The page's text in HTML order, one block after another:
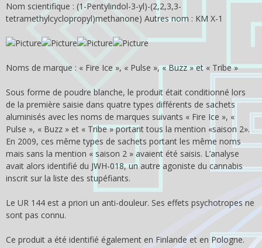
Nom scientifique : (1-Pentylindol-3-yl)-(2,2,3,3-
tetramethylcyclopropyl)methanone) Autres nom : KM X-1
Noms de marque : « Fire Ice », « Pulse », « Buzz » et « Tribe »
Sous forme de poudre blanche, le produit était conditionné lors
de la première saisie dans quatre types différents de sachets
aluminisés avec les noms de marques suivants « Fire Ice », «
Pulse », « Buzz » et « Tribe » portant tous la mention «saison 2».
En 2009, ces même types de sachets portant les même noms
mais sans la mention « saison 2 » avaient été saisis. L’analyse
avait alors identifié du JWH-018, un autre agoniste du cannabis
inscrit sur la liste des stupéfiants.
Le UR 144 est a priori un anti-douleur. Ses effets psychotropes ne
sont pas connu.
Ce produit a été identifié également en Finlande et en Pologne.